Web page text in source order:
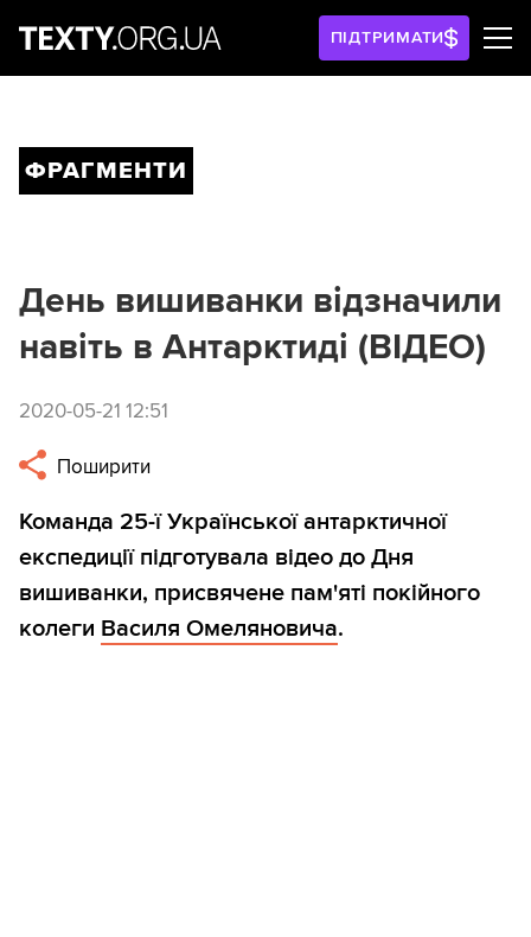
ПІДТРИМАТИ
ФРАГМЕНТИ
День вишиванки відзначили
навіть в Антарктиді (ВІДЕО)
2020-05-21 12:51
Поширити
Команда 25-ї Української антарктичної
експедиції підготувала відео до Дня
вишиванки, присвячене пам'яті покійного
колеги Василя Омеляновича.